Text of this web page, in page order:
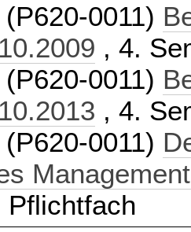
0011)
, 4.
0011)
, 4.
0011)
Pflichtfach